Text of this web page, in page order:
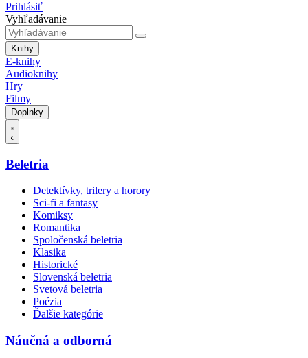
Prihlásiť
Vyhľadávanie
Knihy
E-knihy
Audioknihy
Hry
Filmy
Doplnky
Beletria
Detektívky, trilery a horory
Sci-fi a fantasy
Komiksy
Romantika
Spoločenská beletria
Klasika
Historické
Slovenská beletria
Svetová beletria
Poézia
Ďalšie kategórie
Náučná a odborná